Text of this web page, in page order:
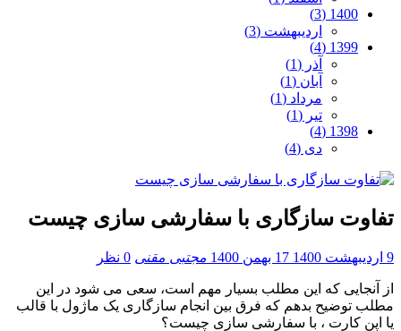
1400 (3)
اردیبهشت (3)
1399 (4)
آذر (1)
آبان (1)
مرداد (1)
تیر (1)
1398 (4)
دی (4)
تفاوت سازگاری با سفارشی سازی چیست
9 اردیبهشت 1400 17 بهمن 1400 مجتبی مقنی 0 نظر
از آنجایی که این مطلب بسیار مهم است، سعی می شود در این
مطلب توضیح بدهم که فرق بین انجام سازگاری یک ماژول با قالب
یا اپن کارت ، با سفارشی سازی چیست؟